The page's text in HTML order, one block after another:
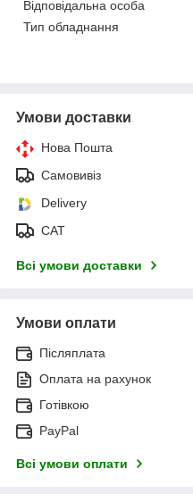
Відповідальна особа
Тип обладнання
Умови доставки
Нова Пошта
Самовивіз
Delivery
САТ
Всі умови доставки
Умови оплати
Післяплата
Оплата на рахунок
Готівкою
PayPal
Всі умови оплати